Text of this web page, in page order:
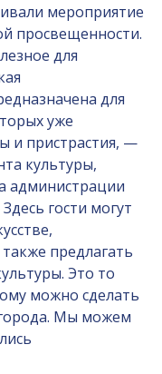
мероприятие
просвещенности.
для
для
уже
и пристрастия, —
культуры,
администрации
гости могут
предлагать
Это то
можно сделать
Мы можем